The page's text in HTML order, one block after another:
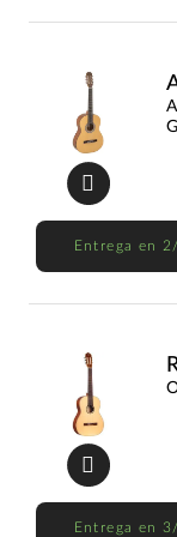
Entrega en
Entrega en